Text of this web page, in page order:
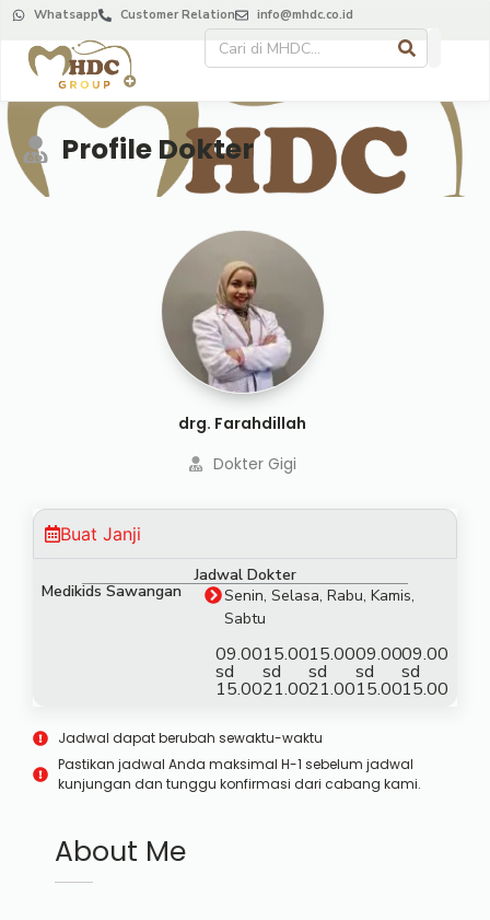
Whatsapp Customer Relation info@mhdc.co.id
Profile Dokter
drg. Farahdillah
Dokter Gigi
Buat Janji
Jadwal Dokter
Medikids Sawangan
Senin, Selasa, Rabu, Kamis,
Sabtu
09.00
sd
15.00
15.00
sd
21.00
15.00
sd
21.00
09.00
sd
15.00
09.00
sd
15.00
Jadwal dapat berubah sewaktu-waktu
Pastikan jadwal Anda maksimal H-1 sebelum jadwal
kunjungan dan tunggu konfirmasi dari cabang kami.
About Me